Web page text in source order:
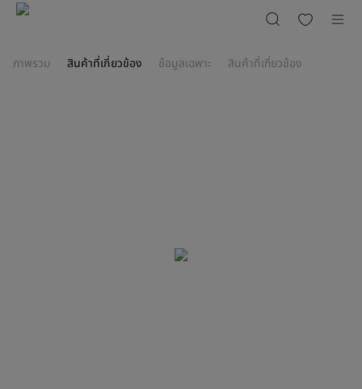
พัดลม
ภาพรวม สินค้าที่เกี่ยวข้อง ข้อมูลเฉพาะ สินค้าที่เกี่ยวข้อง